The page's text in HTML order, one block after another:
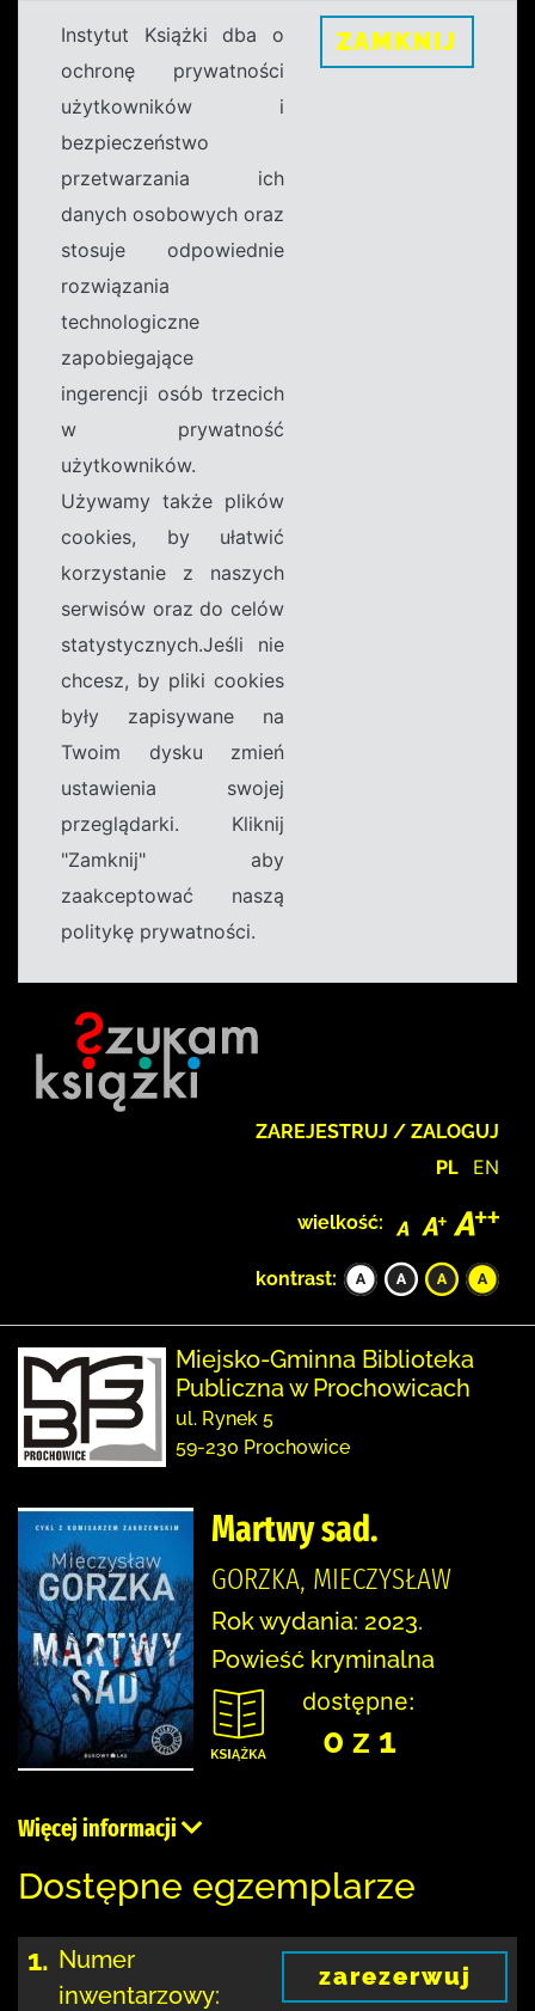
Instytut Książki dba o
ochronę prywatności
użytkowników i
bezpieczeństwo
przetwarzania ich
danych osobowych oraz
stosuje odpowiednie
rozwiązania
technologiczne
zapobiegające
ingerencji osób trzecich
w prywatność
użytkowników.
Używamy także plików
cookies, by ułatwić
korzystanie z naszych
serwisów oraz do celów
statystycznych.Jeśli nie
chcesz, by pliki cookies
były zapisywane na
Twoim dysku zmień
ustawienia swojej
przeglądarki. Kliknij
"Zamknij" aby
zaakceptować naszą
politykę prywatności.
ZAMKNIJ
ZAREJESTRUJ / ZALOGUJ
PL EN
wielkość:
kontrast:
Miejsko-Gminna Biblioteka
Publiczna w Prochowicach
ul. Rynek 5
59-230 Prochowice
Martwy sad.
GORZKA, MIECZYSŁAW
Rok wydania: 2023.
Powieść kryminalna
dostępne:
0 z 1
Więcej informacji
Dostępne egzemplarze
1. Numer
inwentarzowy:
zarezerwuj